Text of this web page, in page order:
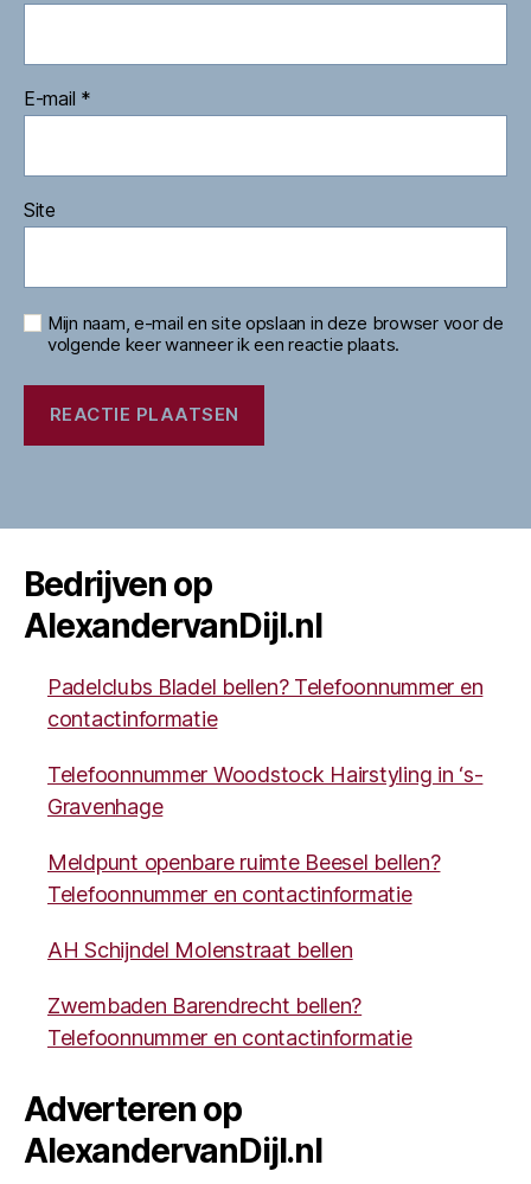
E-mail *
Site
Mijn naam, e-mail en site opslaan in deze browser voor de
volgende keer wanneer ik een reactie plaats.
Bedrijven op
AlexandervanDijl.nl
Padelclubs Bladel bellen? Telefoonnummer en
contactinformatie
Telefoonnummer Woodstock Hairstyling in ‘s-
Gravenhage
Meldpunt openbare ruimte Beesel bellen?
Telefoonnummer en contactinformatie
AH Schijndel Molenstraat bellen
Zwembaden Barendrecht bellen?
Telefoonnummer en contactinformatie
Adverteren op
AlexandervanDijl.nl